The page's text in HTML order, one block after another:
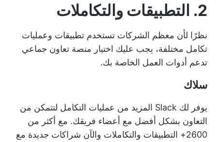
2. التطبيقات والتكاملات
نظرًا لأن معظم الشركات تستخدم تطبيقات وعمليات
تكامل مختلفة، يجب عليك اختيار منصة تعاون جماعي
تدعم أدوات العمل الخاصة بك.
سلاك
يوفر لك Slack المزيد من عمليات التكامل لتتمكن من
التعاون بشكل أفضل مع أعضاء فريقك. مع أكثر من
2600+
التطبيقات والتكاملات والآن شراكات جديدة مع